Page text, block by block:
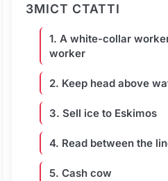
ЗМІСТ СТАТТІ
1. A white-collar
worker
2. Keep head above
3. Sell ice to Eskimos
4. Read between the
5. Cash cow